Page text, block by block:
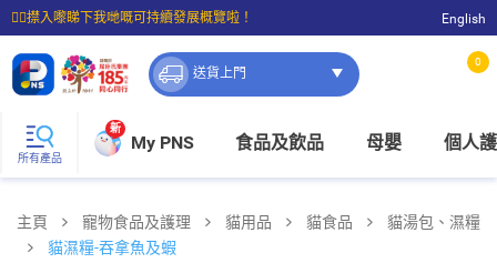
☝🏼㩒入嚟睇下我哋嘅可持續發展概覽啦！
⭐購物滿$399即享免費送貨；滿$100即可免費店取。
English
送貨上門
0
所有產品
新
My PNS 食品及飲品 母嬰 個人
主頁 寵物食品及護理 貓用品 貓食品
貓湯包、濕糧
貓濕糧-吞拿魚及蝦